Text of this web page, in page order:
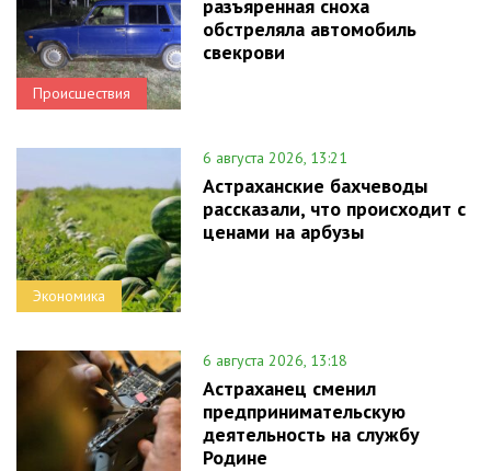
Происшествия
разъяренная сноха
обстреляла автомобиль
свекрови
Экономика
6 августа 2026, 13:21
Астраханские бахчеводы
рассказали, что происходит с
ценами на арбузы
6 августа 2026, 13:18
Астраханец сменил
предпринимательскую
деятельность на службу
Родине